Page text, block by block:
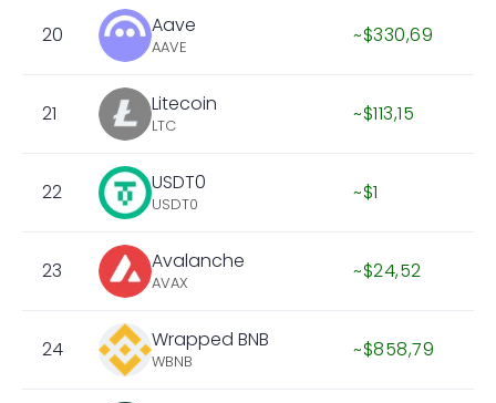
20 Aave
AAVE ~$330,69
21 Litecoin
LTC ~$113,15
22 USDT0
USDT0 ~$1
23 Avalanche
AVAX ~$24,52
24 Wrapped BNB
WBNB ~$858,79